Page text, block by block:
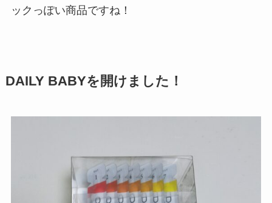
ックっぽい商品ですね！
DAILY BABYを開けました！